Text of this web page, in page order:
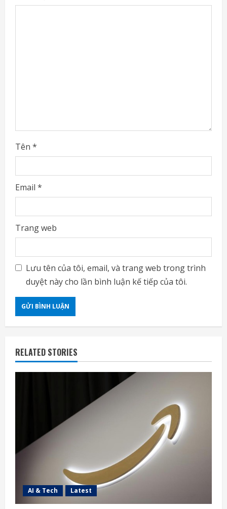
Tên *
Email *
Trang web
Lưu tên của tôi, email, và trang web trong trình
duyệt này cho lần bình luận kế tiếp của tôi.
RELATED STORIES
AI & Tech Latest